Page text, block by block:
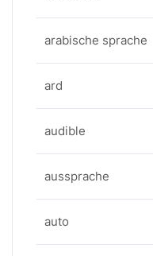
arabische sprache
ard
audible
aussprache
auto